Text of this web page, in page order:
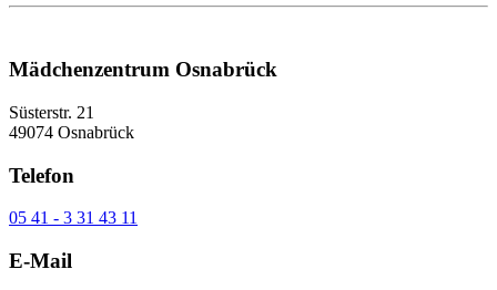
Mädchenzentrum Osnabrück
Süsterstr. 21
49074 Osnabrück
Telefon
05 41 - 3 31 43 11
E-Mail